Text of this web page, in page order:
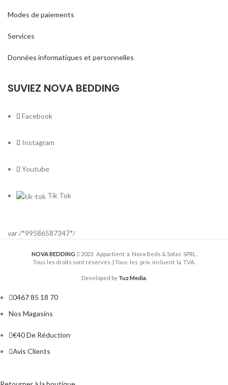
Modes de paiements
Services
Données informatiques et personnelles
SUVIEZ NOVA BEDDING
Facebook
Instagram
Youtube
Tik Tok
var /*99586587347*/
NOVA BEDDING
2023 Appartient à Nova Beds & Sofas SPRL.
Tous les droits sont réservés. | Tous les prix incluent la TVA.
Developed by Tuz Media.
0467 85 18 70
Nos Magasins
€40 De Réduction
Avis Clients